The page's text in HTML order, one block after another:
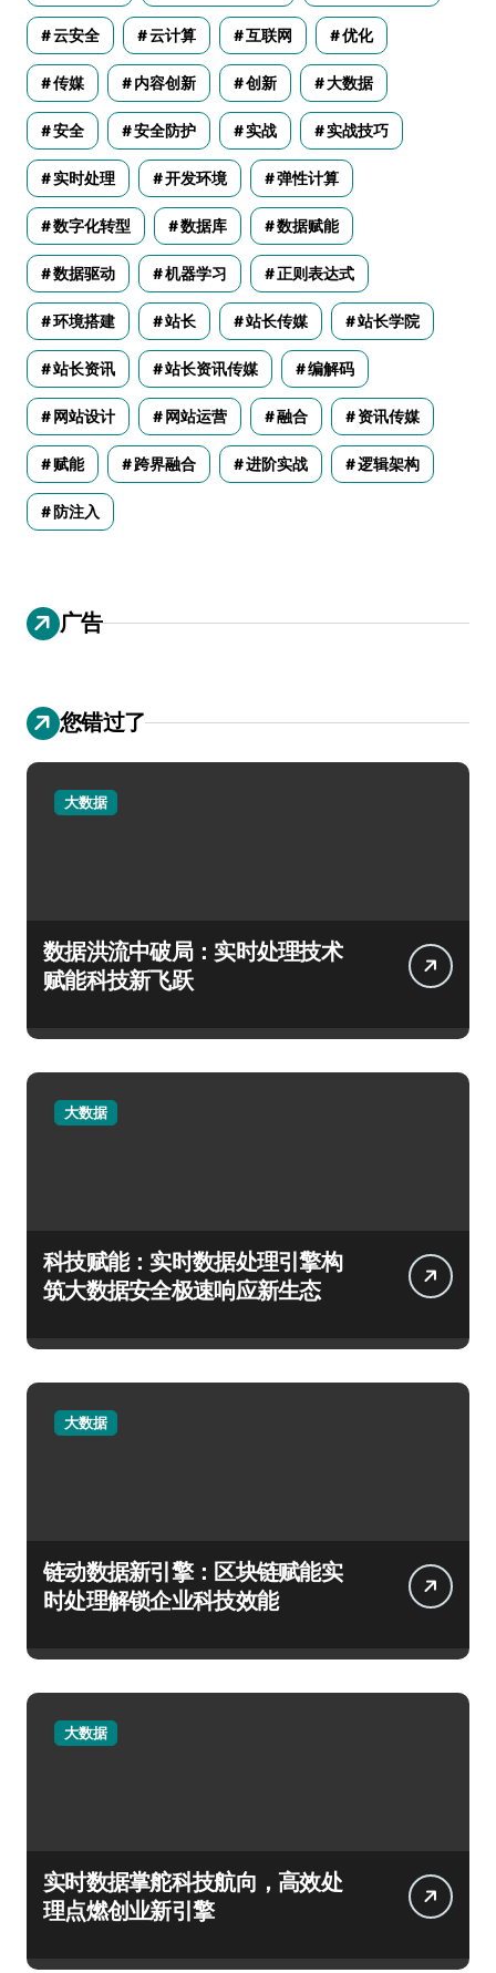
云安全 云计算 互联网 优化
传媒 内容创新 创新 大数据
安全 安全防护 实战 实战技巧
实时处理 开发环境 弹性计算
数字化转型 数据库 数据赋能
数据驱动 机器学习 正则表达式
环境搭建 站长 站长传媒 站长学院
站长资讯 站长资讯传媒 编解码
网站设计 网站运营 融合 资讯传媒
赋能 跨界融合 进阶实战 逻辑架构
防注入
广告
您错过了
大数据
数据洪流中破局：实时处理技术
赋能科技新飞跃
大数据
科技赋能：实时数据处理引擎构
筑大数据安全极速响应新生态
大数据
链动数据新引擎：区块链赋能实
时处理解锁企业科技效能
大数据
实时数据掌舵科技航向，高效处
理点燃创业新引擎